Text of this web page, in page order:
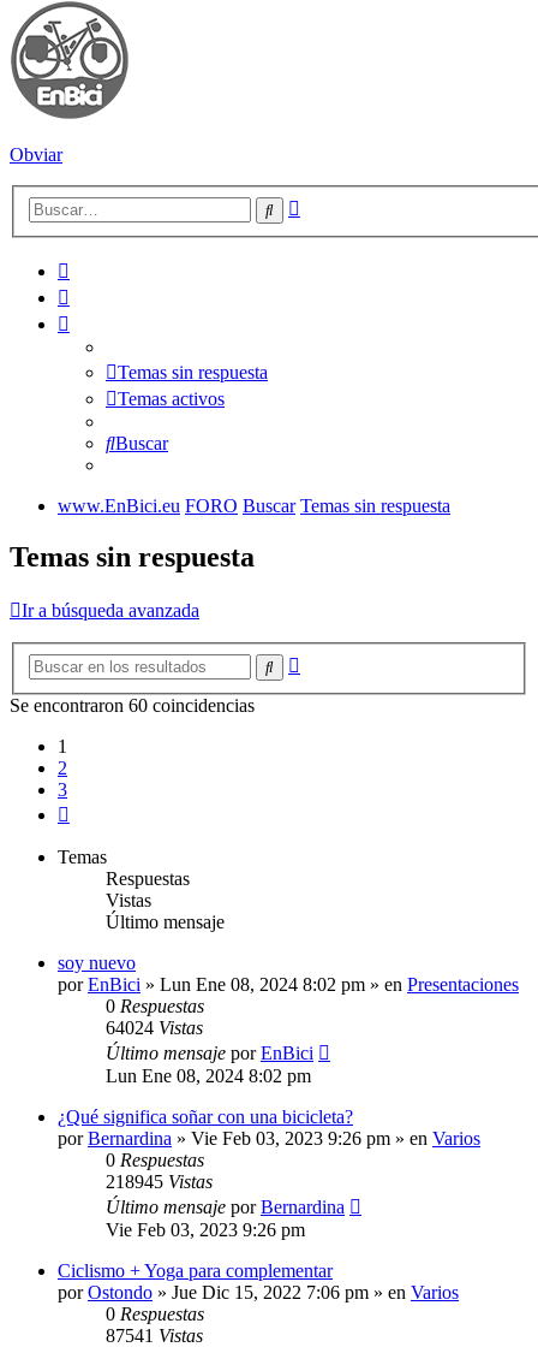
Obviar
Buscar
Temas sin respuesta
Temas activos
Buscar
www.EnBici.eu FORO Buscar Temas sin respuesta
Temas sin respuesta
Ir a búsqueda avanzada
Buscar
Se encontraron 60 coincidencias
1
2
3
Temas
Respuestas
Vistas
Último mensaje
soy nuevo
porEnBici » Lun Ene 08, 2024 8:02 pm » en Presentaciones
0 Respuestas
64024 Vistas
Último mensaje porEnBici
Lun Ene 08, 2024 8:02 pm
¿Qué significa soñar con una bicicleta?
porBernardina » Vie Feb 03, 2023 9:26 pm » en Varios
0 Respuestas
218945 Vistas
Último mensaje porBernardina
Vie Feb 03, 2023 9:26 pm
Ciclismo + Yoga para complementar
porOstondo » Jue Dic 15, 2022 7:06 pm » en Varios
0 Respuestas
87541 Vistas